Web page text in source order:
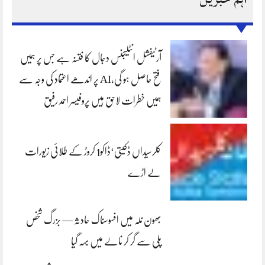
آرٹیفشل انٹلیجنس دجال کا فتنہ ہے جس پر ہمیں
فتح حاصل ہو گی،AI پر اندھے اعتماد کی وجہ سے
ہمیں خطرات لاحق ہیں پروفیسر احمد رفیق
کلرسیداں ڈکیتی‘ڈاکو1 کروڑ کے طلائی زیورات
لے اڑے
بھون نلہ میں افسوسناک حادثہ — بزرگ شخص
پلی سے گر کر نالے میں بہہ گیا